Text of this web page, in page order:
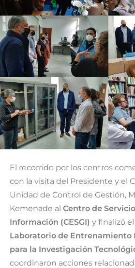
El recorrido por los centros
con la visita del Presidente y el
Unidad de Control de Gestión,
Kemenade al Centro de
Información (CESGI) y finalizó
Laboratorio de
para la Investigación
coordinaron acciones